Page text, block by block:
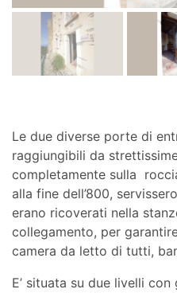
Le due diverse porte di
raggiungibili da
completamente sulla
alla fine dell’800,
erano ricoverati nella
collegamento, per
camera da letto di tutti,
E’ situata su due livelli